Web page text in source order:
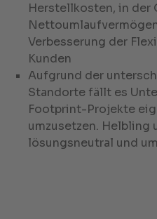
Herstellkosten, in der
Verbesserung der
Kunden
Aufgrund der
Standorte fällt es
Footprint-Projekte
umzusetzen. Helbling
lösungsneutral und